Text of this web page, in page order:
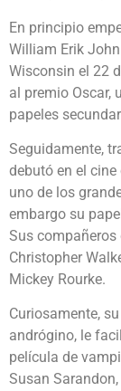
En principio
William Erik
Wisconsin el 22
al premio Oscar,
papeles
Seguidamente,
debutó en el cine
uno de los
embargo su
Sus compañeros
Christopher
Mickey Rourke.
Curiosamente,
andrógino, le
película de
Susan